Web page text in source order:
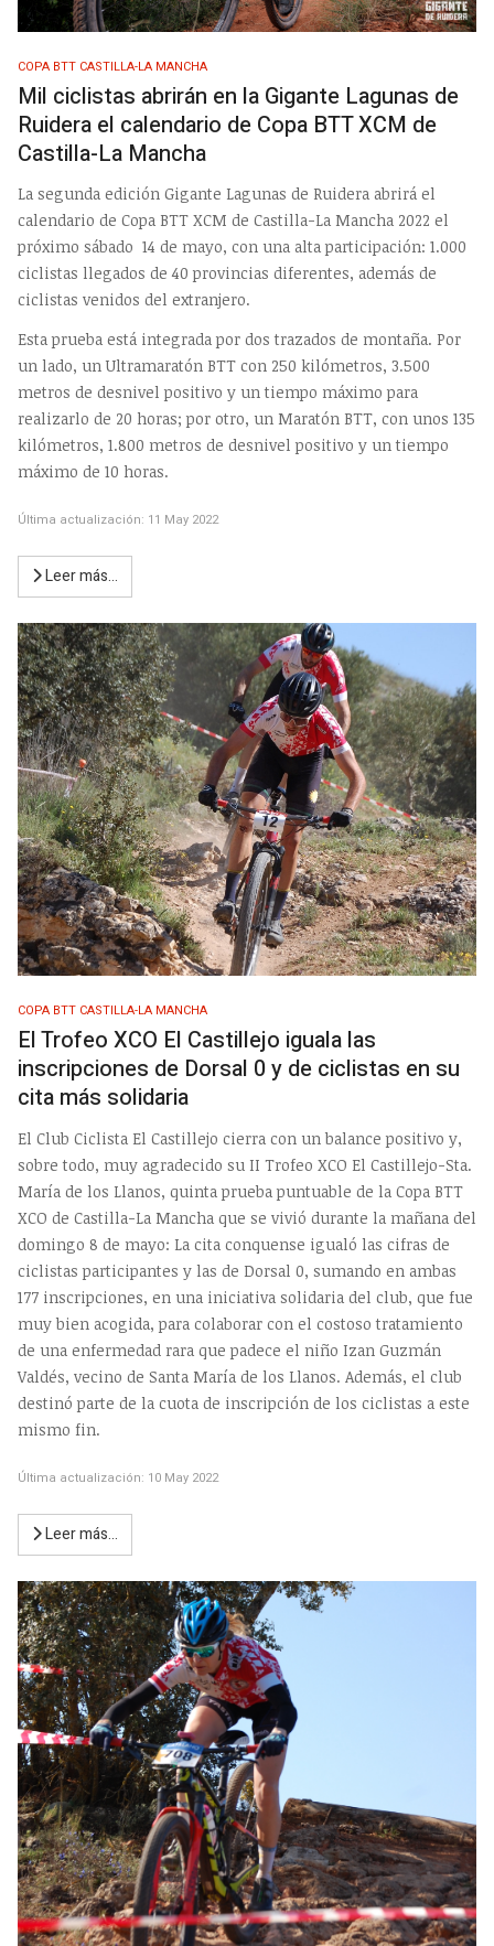
COPA BTT CASTILLA-LA MANCHA
Mil ciclistas abrirán en la Gigante Lagunas de
Ruidera el calendario de Copa BTT XCM de
Castilla-La Mancha
La segunda edición Gigante Lagunas de Ruidera abrirá el
calendario de Copa BTT XCM de Castilla-La Mancha 2022 el
próximo sábado 14 de mayo, con una alta participación: 1.000
ciclistas llegados de 40 provincias diferentes, además de
ciclistas venidos del extranjero.
Esta prueba está integrada por dos trazados de montaña. Por
un lado, un Ultramaratón BTT con 250 kilómetros, 3.500
metros de desnivel positivo y un tiempo máximo para
realizarlo de 20 horas; por otro, un Maratón BTT, con unos 135
kilómetros, 1.800 metros de desnivel positivo y un tiempo
máximo de 10 horas.
Última actualización: 11 May 2022
Leer más…
COPA BTT CASTILLA-LA MANCHA
El Trofeo XCO El Castillejo iguala las
inscripciones de Dorsal 0 y de ciclistas en su
cita más solidaria
El Club Ciclista El Castillejo cierra con un balance positivo y,
sobre todo, muy agradecido su II Trofeo XCO El Castillejo-Sta.
María de los Llanos, quinta prueba puntuable de la Copa BTT
XCO de Castilla-La Mancha que se vivió durante la mañana del
domingo 8 de mayo: La cita conquense igualó las cifras de
ciclistas participantes y las de Dorsal 0, sumando en ambas
177 inscripciones, en una iniciativa solidaria del club, que fue
muy bien acogida, para colaborar con el costoso tratamiento
de una enfermedad rara que padece el niño Izan Guzmán
Valdés, vecino de Santa María de los Llanos. Además, el club
destinó parte de la cuota de inscripción de los ciclistas a este
mismo fin.
Última actualización: 10 May 2022
Leer más…